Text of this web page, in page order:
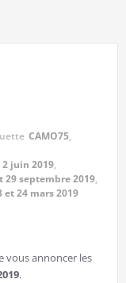
CAMO75,
2 juin 2019,
29 septembre 2019,
24 mars 2019
vous annoncer les
.